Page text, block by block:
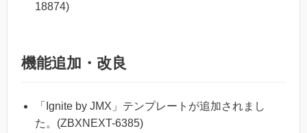
18874)
機能追加・改良
「Ignite by JMX」テンプレートが追加されまし
た。(ZBXNEXT-6385)